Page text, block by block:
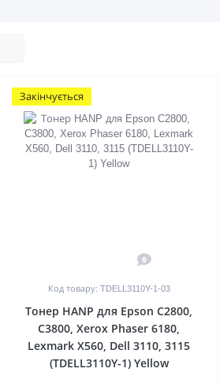
Закінчується
0
Код товару: TDELL3110Y-1-03
Тонер HANP для Epson C2800,
C3800, Xerox Phaser 6180,
Lexmark X560, Dell 3110, 3115
(TDELL3110Y-1) Yellow